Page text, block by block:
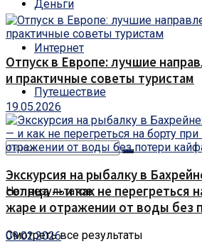
Деньги
Интернет
Путешествие
Нет результатов
Смотреть все результаты
Отпуск в Европе: лучшие
и практичные советы туристам
19.05.2026
Экскурсия на рыбалку в
солнца — и как не перегреться
жаре и отражении от воды без
09.02.2026